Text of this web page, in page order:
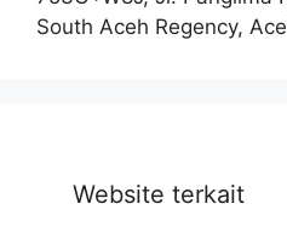
South Aceh Regency,
Website terkait